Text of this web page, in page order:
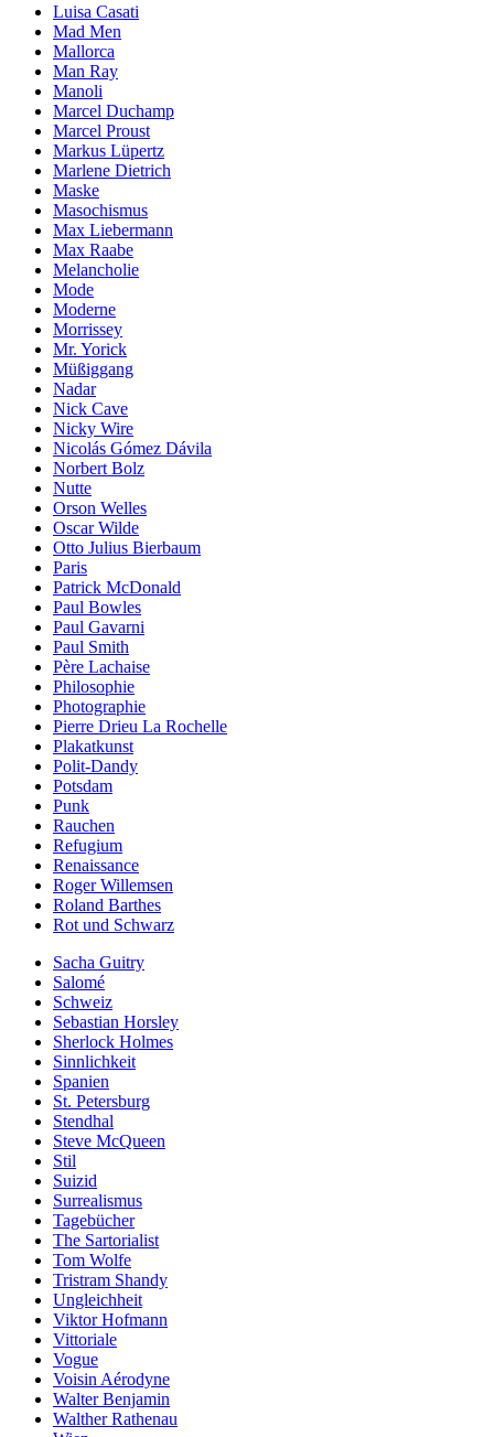
Luisa Casati
Mad Men
Mallorca
Man Ray
Manoli
Marcel Duchamp
Marcel Proust
Markus Lüpertz
Marlene Dietrich
Maske
Masochismus
Max Liebermann
Max Raabe
Melancholie
Mode
Moderne
Morrissey
Mr. Yorick
Müßiggang
Nadar
Nick Cave
Nicky Wire
Nicolás Gómez Dávila
Norbert Bolz
Nutte
Orson Welles
Oscar Wilde
Otto Julius Bierbaum
Paris
Patrick McDonald
Paul Bowles
Paul Gavarni
Paul Smith
Père Lachaise
Philosophie
Photographie
Pierre Drieu La Rochelle
Plakatkunst
Polit-Dandy
Potsdam
Punk
Rauchen
Refugium
Renaissance
Roger Willemsen
Roland Barthes
Rot und Schwarz
Sacha Guitry
Salomé
Schweiz
Sebastian Horsley
Sherlock Holmes
Sinnlichkeit
Spanien
St. Petersburg
Stendhal
Steve McQueen
Stil
Suizid
Surrealismus
Tagebücher
The Sartorialist
Tom Wolfe
Tristram Shandy
Ungleichheit
Viktor Hofmann
Vittoriale
Vogue
Voisin Aérodyne
Walter Benjamin
Walther Rathenau